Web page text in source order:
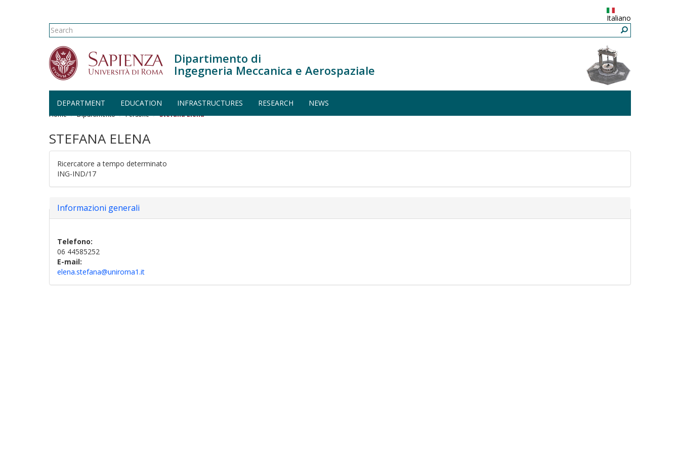
Skip to main content
Italiano
Search form
Search
Dipartimento di
Ingegneria Meccanica e Aerospaziale
DEPARTMENT EDUCATION INFRASTRUCTURES RESEARCH NEWS
Home Dipartimento Persone Stefana Elena
STEFANA ELENA
Ricercatore a tempo determinato
ING-IND/17
Hide
Informazioni generali
Telefono:
06 44585252
E-mail:
elena.stefana@uniroma1.it